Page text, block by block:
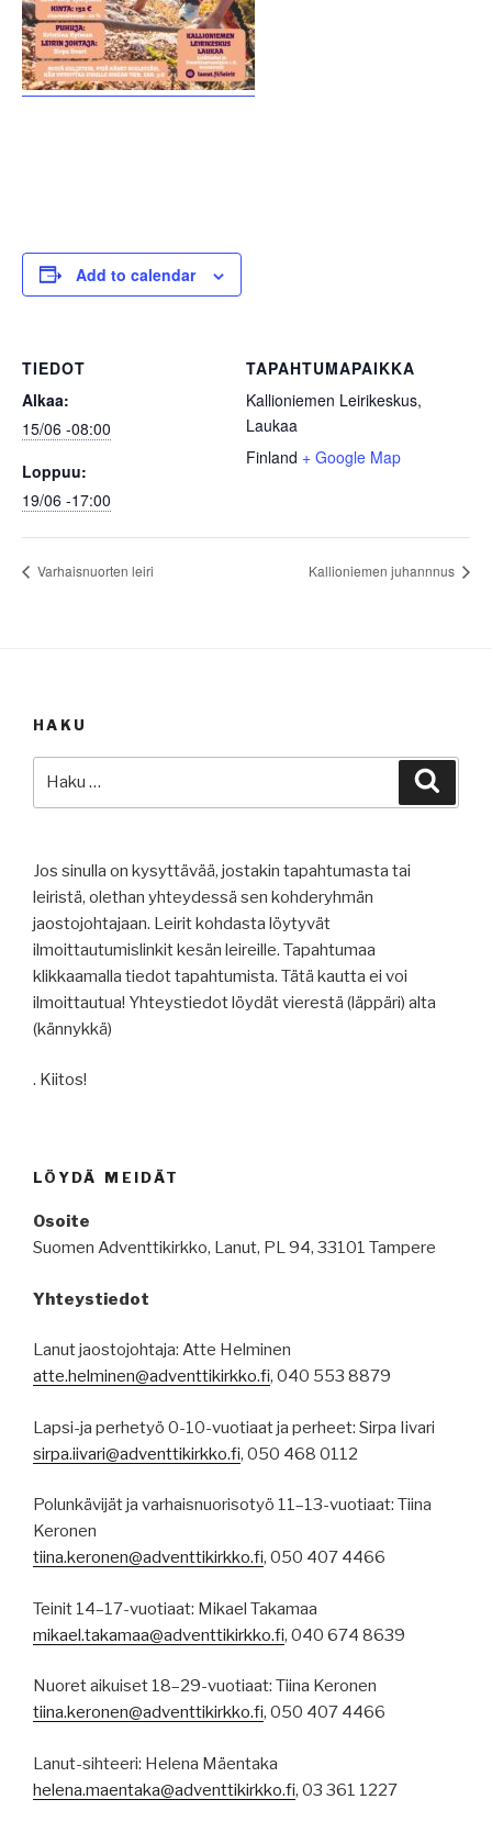
Add to calendar
TIEDOT
Alkaa:
15/06 -08:00
Loppuu:
19/06 -17:00
TAPAHTUMAPAIKKA
Kallioniemen Leirikeskus,
Laukaa
Finland + Google Map
Varhaisnuorten leiri Kallioniemen juhannnus
HAKU
Jos sinulla on kysyttävää, jostakin tapahtumasta tai
leiristä, olethan yhteydessä sen kohderyhmän
jaostojohtajaan. Leirit kohdasta löytyvät
ilmoittautumislinkit kesän leireille. Tapahtumaa
klikkaamalla tiedot tapahtumista. Tätä kautta ei voi
ilmoittautua! Yhteystiedot löydät vierestä (läppäri) alta
(kännykkä)
. Kiitos!
LÖYDÄ MEIDÄT
Osoite
Suomen Adventtikirkko, Lanut, PL 94, 33101 Tampere
Yhteystiedot
Lanut jaostojohtaja: Atte Helminen
atte.helminen@adventtikirkko.fi, 040 553 8879
Lapsi-ja perhetyö 0-10-vuotiaat ja perheet: Sirpa Iivari
sirpa.iivari@adventtikirkko.fi, 050 468 0112
Polunkävijät ja varhaisnuorisotyö 11–13-vuotiaat: Tiina
Keronen
tiina.keronen@adventtikirkko.fi, 050 407 4466
Teinit 14–17-vuotiaat: Mikael Takamaa
mikael.takamaa@adventtikirkko.fi, 040 674 8639
Nuoret aikuiset 18–29-vuotiaat: Tiina Keronen
tiina.keronen@adventtikirkko.fi, 050 407 4466
Lanut-sihteeri: Helena Mäentaka
helena.maentaka@adventtikirkko.fi, 03 361 1227